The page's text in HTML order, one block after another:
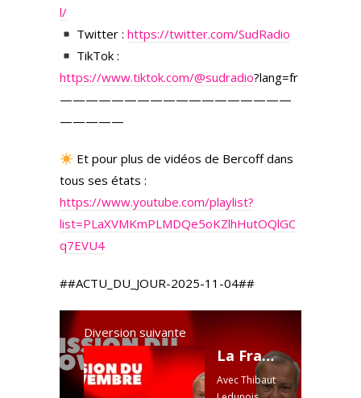
l/
Twitter :https://twitter.com/SudRadio
TikTok :
https://www.tiktok.com/@sudradio?lang=fr
——————————————————
—————
Et pour plus de vidéos de Bercoff dans
tous ses états :
https://www.youtube.com/playlist?
list=PLaXVMKmPLMDQe5oKZlhHutOQlGC
q7EVU4
##ACTU_DU_JOUR-2025-11-04##
Diversion suivante
La France dans tous ses états - Émission du 4 novembre 2025
Avec Thibaut